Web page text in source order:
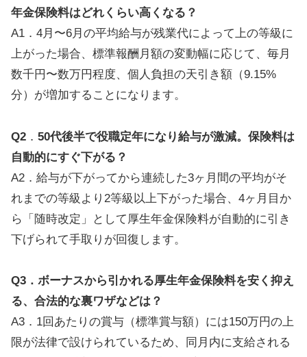
年金保険料はどれくらい高くなる？
A1．4月〜6月の平均給与が残業代によって上の等級に
上がった場合、標準報酬月額の変動幅に応じて、毎月
数千円〜数万円程度、個人負担の天引き額（9.15%
分）が増加することになります。
Q2 ． 50代後半で役職定年になり給与が激減。保険料は
自動的にすぐ下がる？
A2．給与が下がってから連続した3ヶ月間の平均がそ
れまでの等級より2等級以上下がった場合、4ヶ月目か
ら「随時改定」として厚生年金保険料が自動的に引き
下げられて手取りが回復します。
Q3．ボーナスから引かれる厚生年金保険料を安く抑え
る、合法的な裏ワザなどは？
A3．1回あたりの賞与（標準賞与額）には150万円の上
限が法律で設けられているため、同月内に支給される